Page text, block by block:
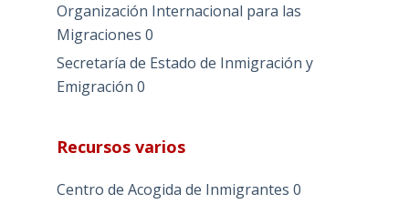
Organización Internacional para las
Migraciones 0
Secretaría de Estado de Inmigración y
Emigración 0
Recursos varios
Centro de Acogida de Inmigrantes 0